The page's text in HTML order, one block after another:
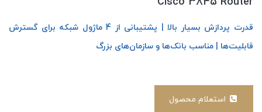
قدرت پردازش بسیار بالا | پشتیبانی از 4 ماژول شبکه برای گسترش
قابلیت‌ها | مناسب بانک‌ها و سازمان‌های بزرگ